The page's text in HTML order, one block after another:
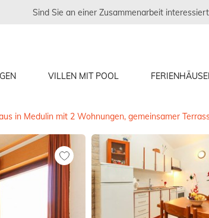
Sind Sie an einer Zusammenarbeit interessiert
VILLEN MIT POOL
in Medulin mit 2 Wohnungen, gemeinsamer